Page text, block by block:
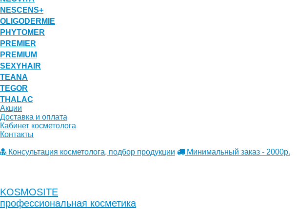
NESCENS+
OLIGODERMIE
PHYTOMER
PREMIER
PREMIUM
SEXYHAIR
TEANA
TEGOR
THALAC
Акции
Доставка и оплата
Кабинет косметолога
Контакты
Консультация косметолога, подбор продукции
Минимальный заказ - 2000р.
KOSMOSITE
профессиональная косметика